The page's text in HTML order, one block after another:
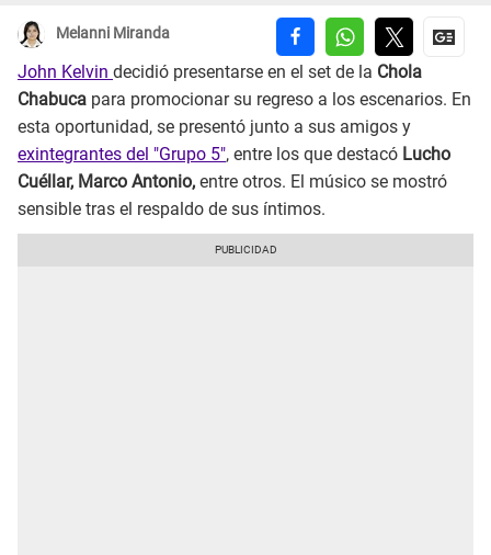
Melanni Miranda
John Kelvin decidió presentarse en el set de la Chola
Chabuca para promocionar su regreso a los escenarios. En
esta oportunidad, se presentó junto a sus amigos y
exintegrantes del "Grupo 5", entre los que destacó Lucho
Cuéllar, Marco Antonio, entre otros. El músico se mostró
sensible tras el respaldo de sus íntimos.